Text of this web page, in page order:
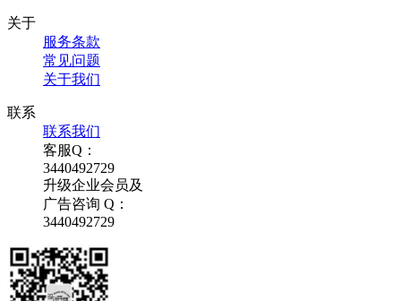
关于
服务条款
常见问题
关于我们
联系
联系我们
客服Q：
3440492729
升级企业会员及
广告咨询 Q：
3440492729